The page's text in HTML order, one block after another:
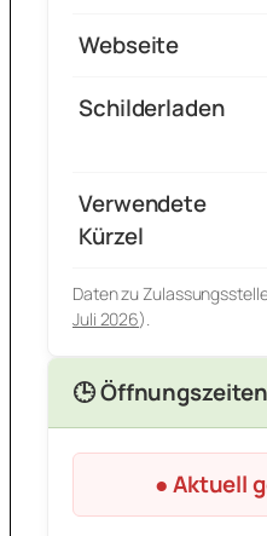
Webseite
Schilderladen
Verwendete
Kürzel
Daten zu
Juli 2026).
🕒
● Aktuell